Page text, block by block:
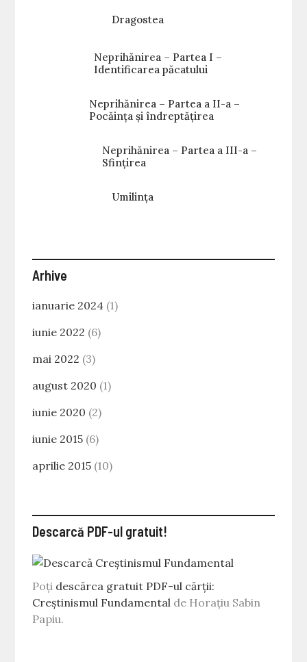
Dragostea
Neprihănirea – Partea I –
Identificarea păcatului
Neprihănirea – Partea a II-a –
Pocăința și îndreptățirea
Neprihănirea – Partea a III-a –
Sfințirea
Umilința
Arhive
ianuarie 2024 (1)
iunie 2022 (6)
mai 2022 (3)
august 2020 (1)
iunie 2020 (2)
iunie 2015 (6)
aprilie 2015 (10)
Descarcă PDF-ul gratuit!
Poți descărca gratuit PDF-ul cărții:
Creștinismul Fundamental de Horațiu Sabin
Papiu.